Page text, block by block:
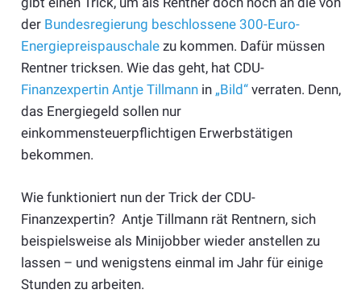
der Bundesregierung beschlossene 300-Euro-
Energiepreispauschalezu kommen. Dafür müssen
Rentner tricksen. Wie das geht, hat CDU-
Finanzexpertin Antje Tillmannin „Bild“verraten. Denn,
das Energiegeld sollen nur
einkommensteuerpflichtigen Erwerbstätigen
bekommen.
Wie funktioniert nun der Trick der CDU-
Finanzexpertin? Antje Tillmann rät Rentnern, sich
beispielsweise als Minijobber wieder anstellen zu
lassen – und wenigstens einmal im Jahr für einige
Stunden zu arbeiten.